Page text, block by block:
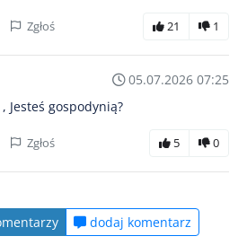
Zgłoś 21 1
05.07.2026 07:25
Jesteś gospodynią?
Zgłoś 5 0
dodaj komentarz